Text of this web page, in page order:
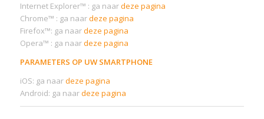
Internet Explorer™ : ga naardeze pagina
Chrome™ : ga naardeze pagina
Firefox™: ga naardeze pagina
Opera™ : ga naardeze pagina
PARAMETERS OP UW SMARTPHONE
iOS: ga naardeze pagina
Android: ga naardeze pagina